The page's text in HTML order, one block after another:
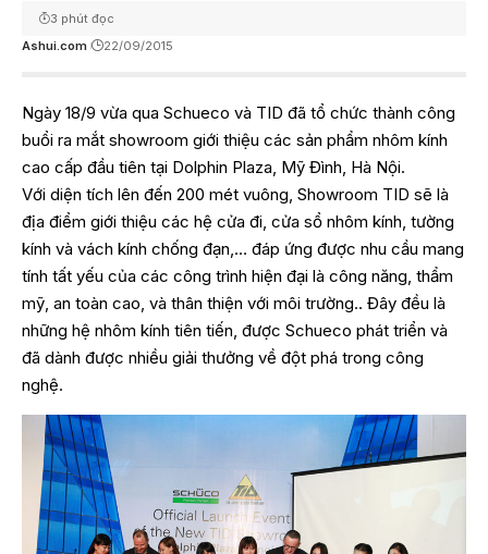
Ashui.com 22/09/2015
3 phút đọc
Ngày 18/9 vừa qua Schueco và TID đã tổ chức thành công
buổi ra mắt showroom giới thiệu các sản phẩm nhôm kính
cao cấp đầu tiên tại Dolphin Plaza, Mỹ Đình, Hà Nội.
Với diện tích lên đến 200 mét vuông, Showroom TID sẽ là
địa điểm giới thiệu các hệ cửa đi, cửa sổ nhôm kính, tường
kính và vách kính chống đạn,… đáp ứng được nhu cầu mang
tính tất yếu của các công trình hiện đại là công năng, thẩm
mỹ, an toàn cao, và thân thiện với môi trường.. Đây đều là
những hệ nhôm kính tiên tiến, được Schueco phát triển và
đã dành được nhiều giải thưởng về đột phá trong công
nghệ.